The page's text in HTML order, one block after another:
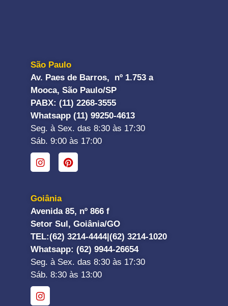
São Paulo
Av. Paes de Barros, nº 1.753 a
Mooca, São Paulo/SP
PABX: (11) 2268-3555
Whatsapp (11) 99250-4613
Seg. à Sex. das 8:30 às 17:30
Sáb. 9:00 às 17:00
Goiânia
Avenida 85, nº 866 f
Setor Sul, Goiânia/GO
TEL:(62) 3214-4444| (62) 3214-1020
Whatsapp: (62) 9944-26654
Seg. à Sex. das 8:30 às 17:30
Sáb. 8:30 às 13:00